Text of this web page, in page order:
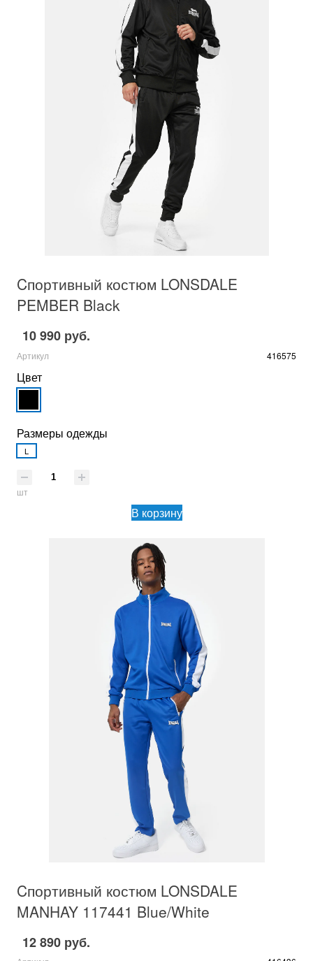
Cпортивный костюм LONSDALE
PEMBER Black
10 990 руб.
Артикул 416575
Цвет
Размеры одежды
L
шт
В корзину
Cпортивный костюм LONSDALE
MANHAY 117441 Blue/White
12 890 руб.